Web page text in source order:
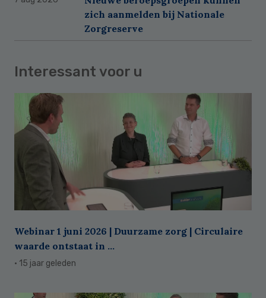
zich aanmelden bij Nationale
Zorgreserve
Interessant voor u
Webinar 1 juni 2026 | Duurzame zorg | Circulaire
waarde ontstaat in ...
· 15 jaar geleden